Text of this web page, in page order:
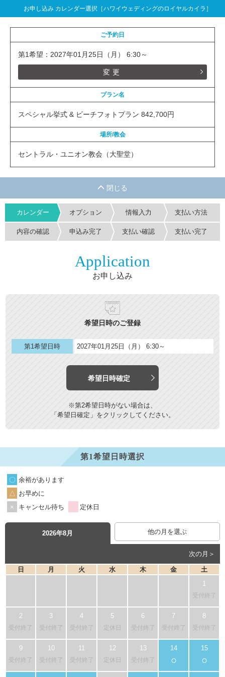
お申し込み カレンダー選択［ハワイウェディングのロイヤルカイラ］
ご予約日
第1希望：2027年01月25日（月） 6:30～
変更
プラン名
スペシャル挙式 & ビーチフォトプラン 842,700円
場所/教会
セントラル・ユニオン教会（大聖堂）
カレンダー オプション 情報入力 支払い方法
内容の確認 申込み完了 支払い確認 支払い完了
Application
お申し込み
希望日時のご登録
第1希望日時 2027年01月25日（月） 6:30～
希望日時確定
※第2希望日時がない場合は、
「希望日確定」をクリックしてください。
第1希望日時選択
余裕があります
お早めに
キャンセル待ち
定休日
2026年8月 他の月を選ぶ
次の月＞
日 月 火 水 木 金 土
受付終了
受付終了 受付終了 受付終了 定休日 受付終了 受付終了 受付終了
受付終了 受付終了 受付終了 定休日 受付終了 ○ ○